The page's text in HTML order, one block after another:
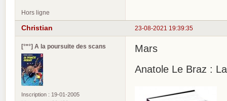
Hors ligne
23-08-2021 19:39:35
Christian
[°*°] A la poursuite des scans
Inscription : 19-01-2005
Mars
Anatole Le Braz :